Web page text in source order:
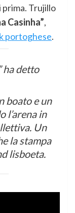
prima. Trujillo
Casinha”,
portoghese.
ha detto
boato e un
l’arena in
Un
la stampa
lisboeta.